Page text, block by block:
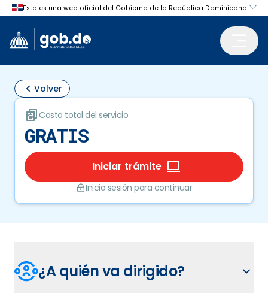
Volver
Costo total del servicio
GRATIS
Iniciar trámite
Inicia sesión para continuar
¿A quién va dirigido?